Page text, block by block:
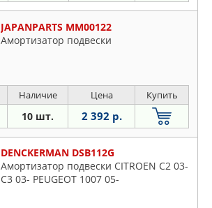
JAPANPARTS MM00122
Амортизатор подвески
Наличие Цена Купить
10 шт. 2 392 р.
DENCKERMAN DSB112G
Амортизатор подвески CITROEN C2 03-
C3 03- PEUGEOT 1007 05-